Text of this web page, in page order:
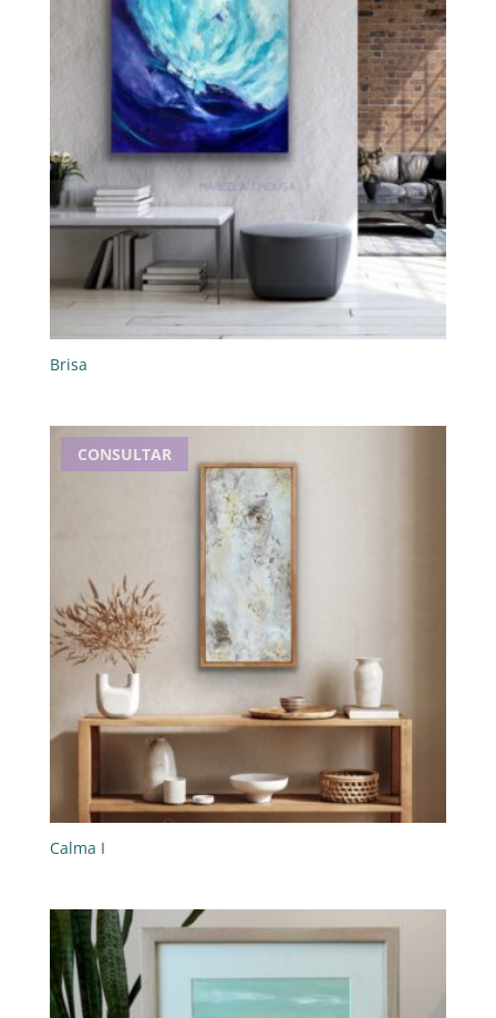
Brisa
CONSULTAR
Calma I